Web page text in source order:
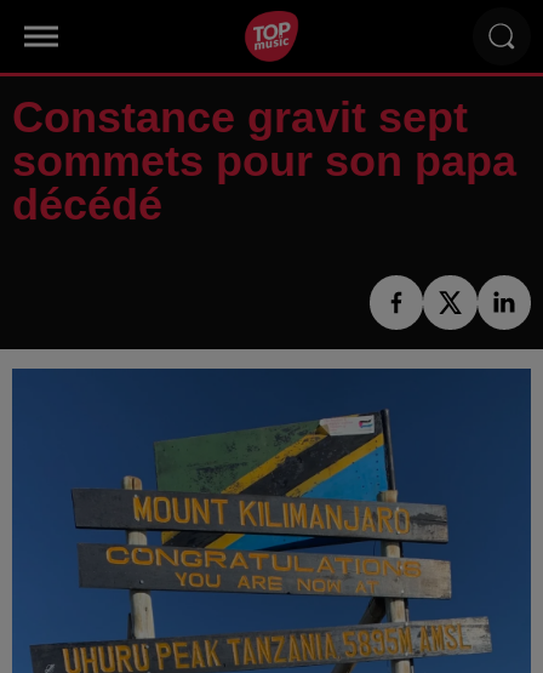
Constance gravit sept
sommets pour son papa
décédé